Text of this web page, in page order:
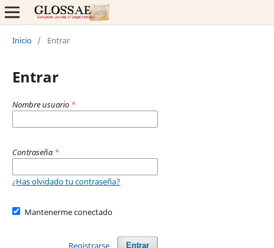
Inicio / Entrar
Entrar
Nombre usuario *
Contraseña *
¿Has olvidado tu contraseña?
Mantenerme conectado
Entrar
Registrarse